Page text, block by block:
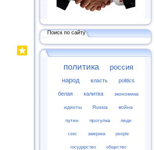
Поиск по сайту
политика россия
народ власть politics
белая калитва экономика
идиоты Russia война
путин прогулка люди
секс америка people
государство общество